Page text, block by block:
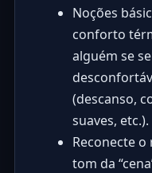
Noções
conforto
alguém se
(descanso,
suaves, etc.).
Reconecte
tom da